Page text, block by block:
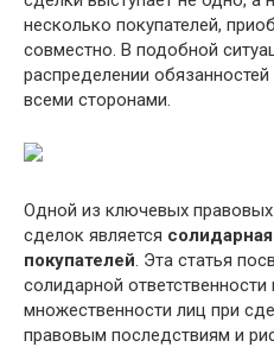
несколько покупателей,
совместно. В подобной
распределении
всеми сторонами.
Одной из ключевых правовых
сделок является
покупателей. Эта статья
солидарной ответственности
множественности лиц при
правовым последствиям и